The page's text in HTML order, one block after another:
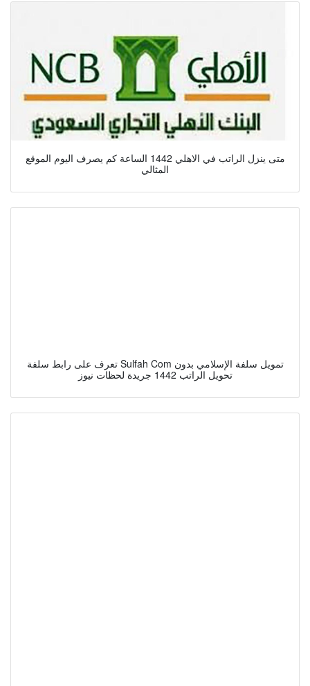
متى ينزل الراتب في الاهلي 1442 الساعة كم يصرف اليوم الموقع
المثالي
تعرف على رابط سلفة Sulfah Com تمويل سلفة الإسلامي بدون
تحويل الراتب 1442 جريدة لحظات نيوز